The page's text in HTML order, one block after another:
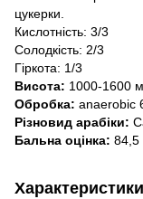
цукерки.
Кислотність: 3/3
Солодкість: 2/3
Гіркота: 1/3
Висота: 1000-1600
Обробка: anaerobic
Різновид арабіки:
Бальна оцінка: 84,5
Характеристики